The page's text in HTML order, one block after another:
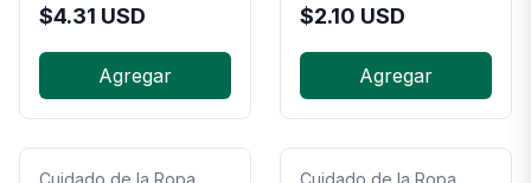
$4.31 USD
Agregar
$2.10 USD
Agregar
Cuidado de la Ropa Cuidado de la Ropa